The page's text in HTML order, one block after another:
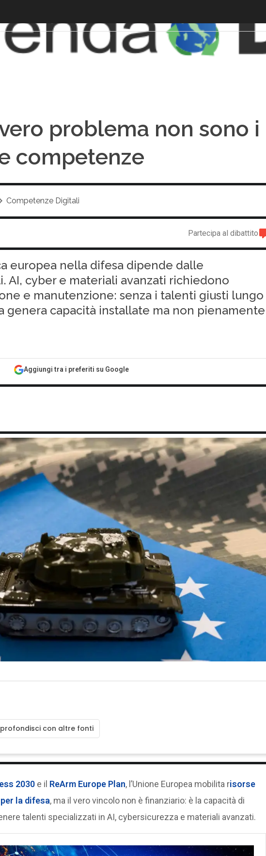
problema non sono i
competenze
Competenze Digitali
Partecipa al dibattito
europea nella difesa dipende dalle
AI, cyber e materiali avanzati richiedono
e manutenzione: senza i talenti giusti lungo
genera capacità installate ma non pienamente
Aggiungi tra i preferiti su Google
con altre fonti
2030e il ReArm Europe Plan, l’Unione Europea mobilita risorse
la difesa, ma il vero vincolo non è finanziario: è la capacità di
talenti specializzati in AI, cybersicurezza e materiali avanzati.
F
formazione